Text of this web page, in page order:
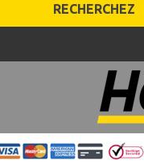
RECHERCHEZ